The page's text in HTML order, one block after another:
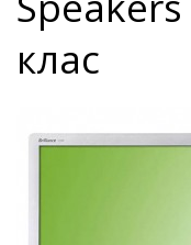
клас